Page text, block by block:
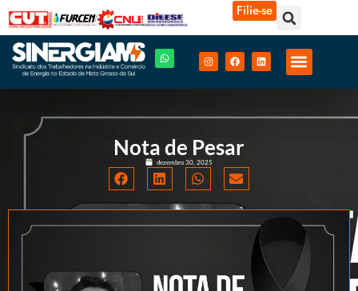
Filie-se
Nota de Pesar
dezembro 30, 2025